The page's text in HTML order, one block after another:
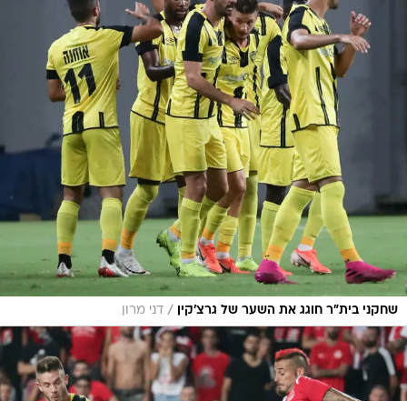
שחקני בית"ר חוגג את השער של גרצ'קין / דני מרון